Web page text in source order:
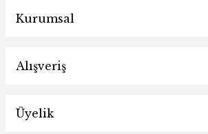
Kurumsal
Alışveriş
Üyelik